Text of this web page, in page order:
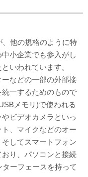
他の規格のように特
小企業でも参入がし
いわれています。
などの一部の外部接
一するためのもので
メモリ)で使われる
ビデオカメラといっ
、マイクなどのオー
してスマートフォン
り、パソコンと接続
ーフェースを持って